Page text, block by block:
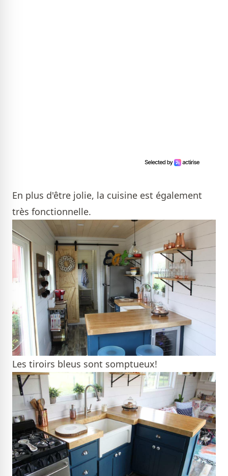
En plus d'être jolie, la cuisine est également
très fonctionnelle.
Les tiroirs bleus sont somptueux!